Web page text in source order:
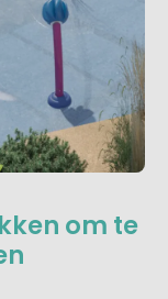
om te